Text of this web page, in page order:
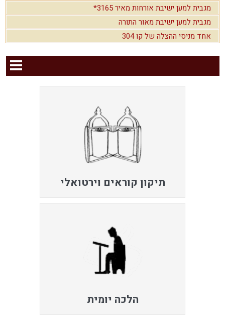
מגבית למען ישיבת אורחות מאיר 3165*
מגבית למען ישיבת מאור התורה
אחד מניסי ההצלה של קו 304
תיקון קוראים וירטואלי
הלכה יומית